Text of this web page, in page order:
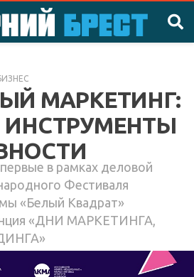
МАРКЕТИНГ:
в рамках деловой
Фестиваля
«Белый Квадрат»
«ДНИ МАРКЕТИНГА,